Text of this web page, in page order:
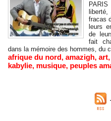
fracas
leurs
de
fait
dans la mémoire des hommes, du
afrique du nord, amazigh, art,
kabylie, musique, peuples